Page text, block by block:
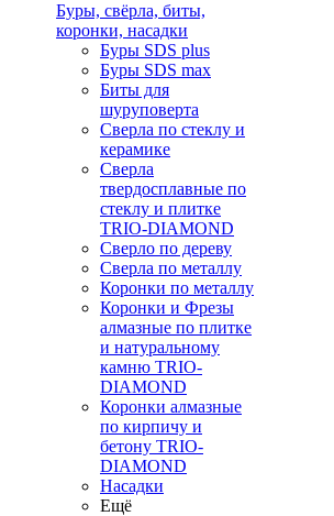
Буры, свёрла, биты,
коронки, насадки
Буры SDS plus
Буры SDS max
Биты для
шуруповерта
Сверла по стеклу и
керамике
Сверла
твердосплавные по
стеклу и плитке
TRIO-DIAMOND
Сверло по дереву
Сверла по металлу
Коронки по металлу
Коронки и Фрезы
алмазные по плитке
и натуральному
камню TRIO-
DIAMOND
Коронки алмазные
по кирпичу и
бетону TRIO-
DIAMOND
Насадки
Ещё